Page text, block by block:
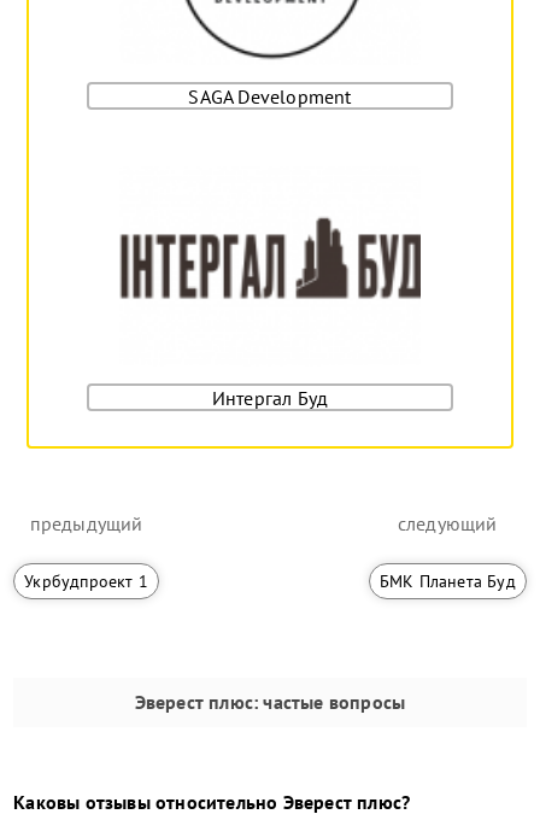
SAGA Development
Интергал Буд
предыдущий
Укрбудпроект 1
следующий
БМК Планета Буд
Эверест плюс: частые вопросы
Каковы отзывы относительно Эверест плюс?